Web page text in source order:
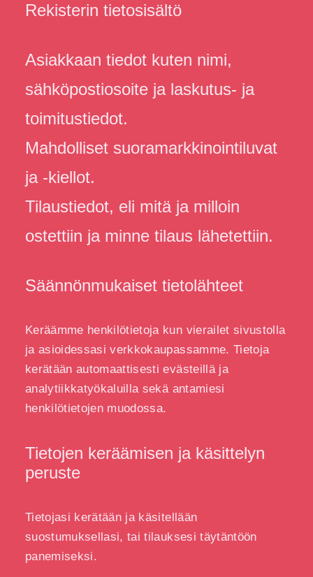
Rekisterin tietosisältö
Asiakkaan tiedot kuten nimi,
sähköpostiosoite ja laskutus- ja
toimitustiedot.
Mahdolliset suoramarkkinointiluvat
ja -kiellot.
Tilaustiedot, eli mitä ja milloin
ostettiin ja minne tilaus lähetettiin.
Säännönmukaiset tietolähteet
Keräämme henkilötietoja kun vierailet sivustolla
ja asioidessasi verkkokaupassamme. Tietoja
kerätään automaattisesti evästeillä ja
analytiikkatyökaluilla sekä antamiesi
henkilötietojen muodossa.
Tietojen keräämisen ja käsittelyn
peruste
Tietojasi kerätään ja käsitellään
suostumuksellasi, tai tilauksesi täytäntöön
panemiseksi.